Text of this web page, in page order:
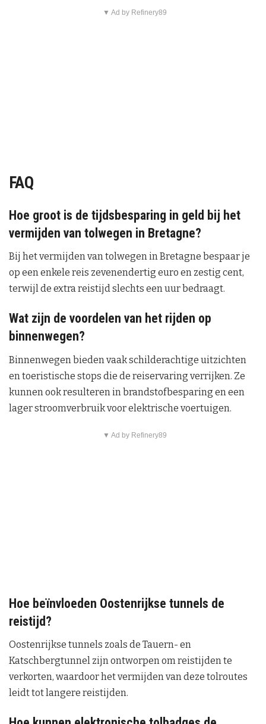
▼ Ad by Refinery89
FAQ
Hoe groot is de tijdsbesparing in geld bij het
vermijden van tolwegen in Bretagne?
Bij het vermijden van tolwegen in Bretagne bespaar je
op een enkele reis zevenendertig euro en zestig cent,
terwijl de extra reistijd slechts een uur bedraagt.
Wat zijn de voordelen van het rijden op
binnenwegen?
Binnenwegen bieden vaak schilderachtige uitzichten
en toeristische stops die de reiservaring verrijken. Ze
kunnen ook resulteren in brandstofbesparing en een
lager stroomverbruik voor elektrische voertuigen.
▼ Ad by Refinery89
Hoe beïnvloeden Oostenrijkse tunnels de
reistijd?
Oostenrijkse tunnels zoals de Tauern- en
Katschbergtunnel zijn ontworpen om reistijden te
verkorten, waardoor het vermijden van deze tolroutes
leidt tot langere reistijden.